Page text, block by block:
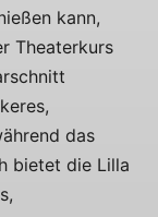
kann,
Theaterkurs
das
bietet die Lilla